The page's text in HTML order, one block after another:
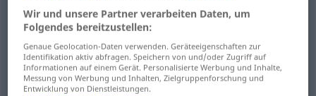
disimpegnato → siehe „disimpegnare“
nicht engagiert disimpegnatonon impegnato
Wir und unsere Partner verarbeiten Daten, um
Folgendes bereitzustellen:
Genaue Geolocation-Daten verwenden. Geräteeigenschaften zur
Identifikation aktiv abfragen. Speichern von und/oder Zugriff auf
Informationen auf einem Gerät. Personalisierte Werbung und Inhalte,
Messung von Werbung und Inhalten, Zielgruppenforschung und
Entwicklung von Dienstleistungen.